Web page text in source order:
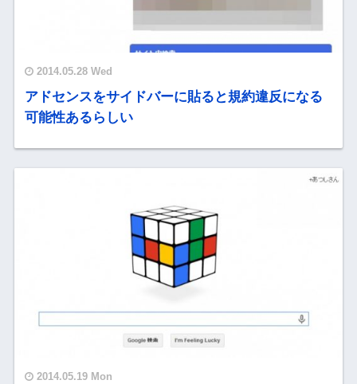
2014.05.28 Wed
アドセンスをサイドバーに貼ると規約違反になる
可能性あるらしい
2014.05.19 Mon